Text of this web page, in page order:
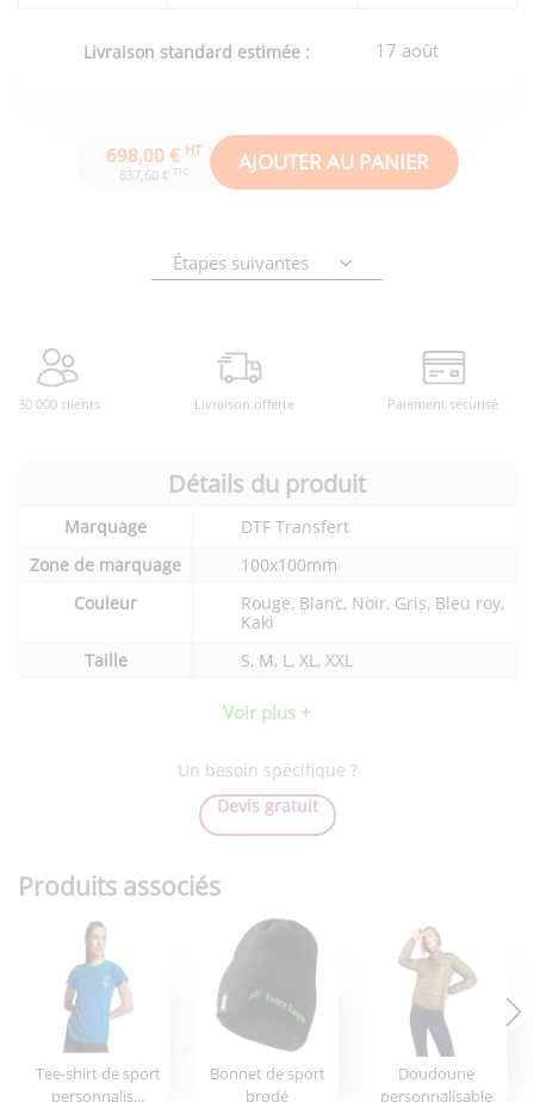
Livraison standard estimée : 17 août
698,00 € HT
837,60 € TTC AJOUTER AU PANIER
Étapes suivantes
30 000 clients Livraison offerte Paiement sécurisé
Détails
techniques
du
produit
Détails du produit
Marquage
DTF Transfert
Zone de marquage
100x100mm
Couleur
Rouge, Blanc, Noir, Gris, Bleu roy,
Kaki
Taille
S, M, L, XL, XXL
Voir plus +
Un besoin spécifique ?
Devis gratuit
Produits associés
Tee-shirt de sport
personnalis...
Bonnet de sport
brodé
Doudoune
personnalisable